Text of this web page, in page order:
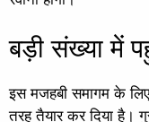
बड़ी संख्या में
इस मजहबी समागम के लिए
तरह तैयार कर दिया है।